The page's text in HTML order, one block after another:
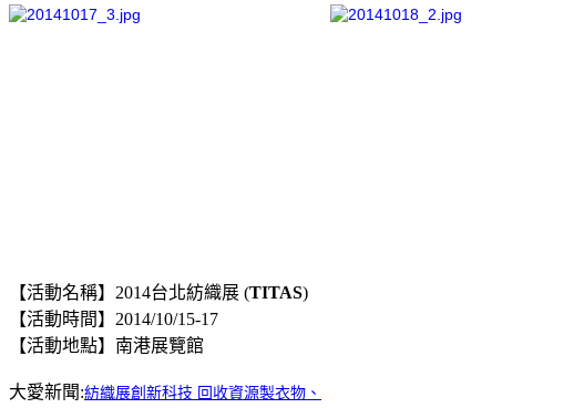
【活動名稱】2014台北紡織展 (TITAS)
【活動時間】2014/10/15-17
【活動地點】南港展覽館
大愛新聞:紡織展創新科技 回收資源製衣物、